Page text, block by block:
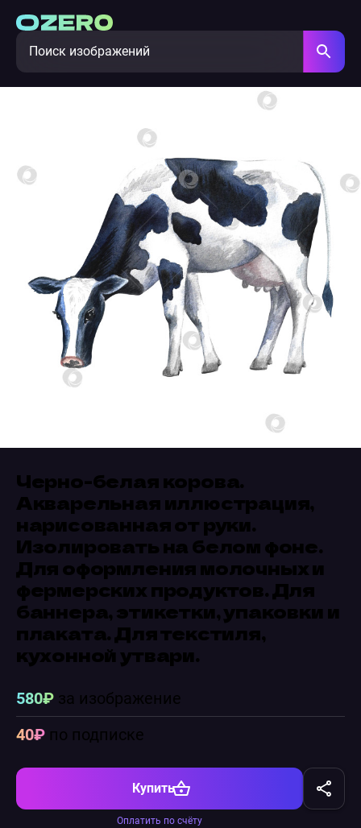
Черно-белая корова.
Акварельная иллюстрация,
нарисованная от руки.
Изолировать на белом фоне.
Для оформления молочных и
фермерских продуктов. Для
баннера, этикетки, упаковки и
плаката. Для текстиля,
кухонной утвари.
580₽за изображение
40₽по подписке
Купить
Оплатить по счёту